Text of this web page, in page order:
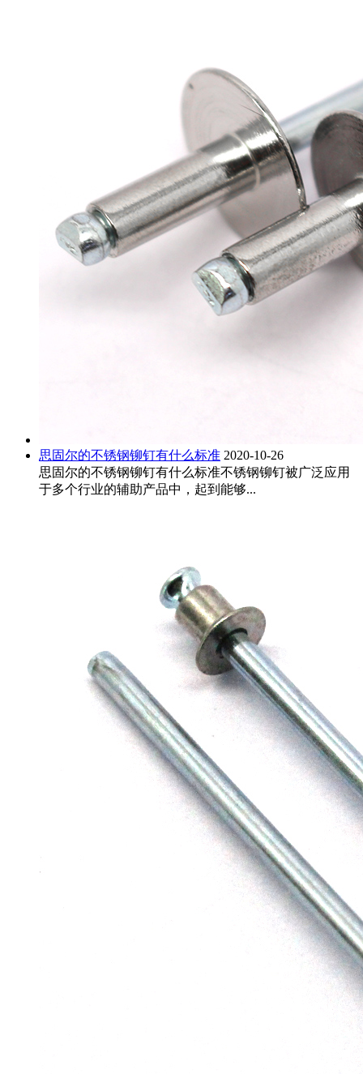
思固尔的不锈钢铆钉有什么标准 2020-10-26
思固尔的不锈钢铆钉有什么标准不锈钢铆钉被广泛应用
于多个行业的辅助产品中，起到能够...